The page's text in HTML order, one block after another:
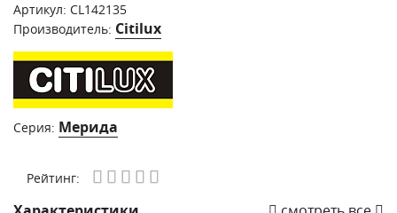
Артикул: CL142135
Производитель: Citilux
Серия: Мерида
Рейтинг: